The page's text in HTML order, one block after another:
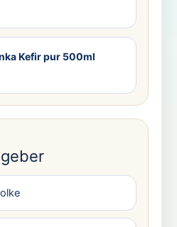
Kefir pur 500ml